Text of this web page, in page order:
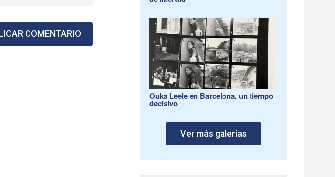
Ouka Leele en Barcelona, un tiempo
decisivo
Ver más galerías